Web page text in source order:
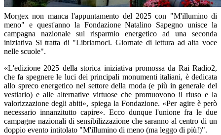
Morgex non manca l'appuntamento del 2025 con "M'illumino di
meno" e quest'anno la Fondazione Natalino Sapegno unisce la
campagna nazionale sul risparmio energetico ad una seconda
iniziativa Si tratta di "Libriamoci. Giornate di lettura ad alta voce
nelle scuole".
«L'edizione 2025 della storica iniziativa promossa da Rai Radio2,
che fa spegnere le luci dei principali monumenti italiani, è dedicata
allo spreco energetico nel settore della moda (e più in generale del
vestiario) e alle alternative virtuose che promuovono il riuso e la
valorizzazione degli abiti», spiega la Fondazione. «Per agire è però
necessario innanzitutto capire». Ecco dunque l'unione fra le due
campagne nazionali di sensibilizzazione che saranno al centro di un
doppio evento intitolato "M'illumino di meno (ma leggo di più!)".